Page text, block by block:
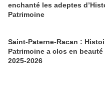
enchanté les adeptes
Patrimoine
Saint-Paterne-Racan :
Patrimoine a clos en
2025-2026